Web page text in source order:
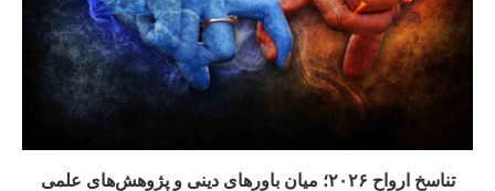
تناسخ ارواح ۲۰۲۶؛ میان باورهای دینی و پژوهش‌های علمی